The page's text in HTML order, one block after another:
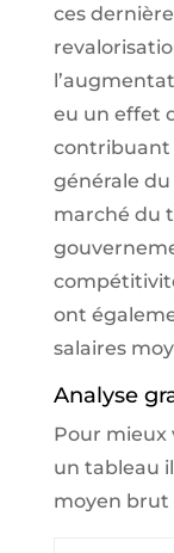
ces
eu un effet
contribuant
générale
marché du
ont
salaires
Analyse
Pour mieux
un tableau
moyen brut